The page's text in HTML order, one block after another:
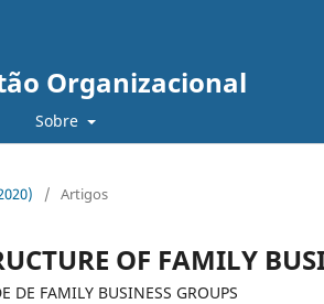
Organizacional
Sobre
/ Artigos
OF FAMILY
DE FAMILY BUSINESS GROUPS